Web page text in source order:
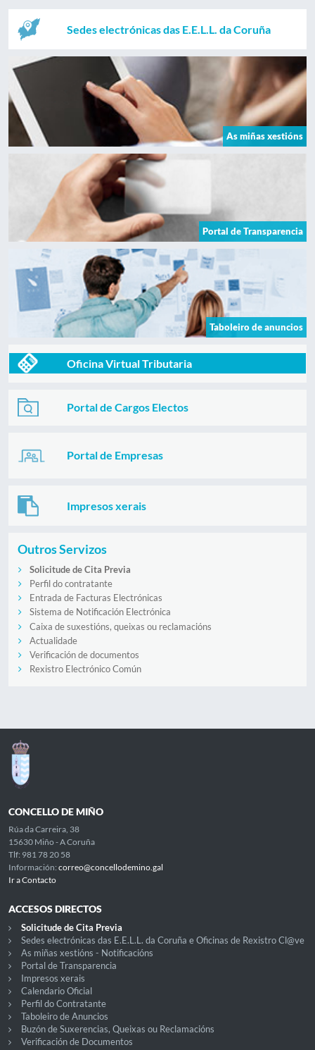
Sedes electrónicas das E.E.L.L. da Coruña
As miñas xestións
Portal de Transparencia
Taboleiro de anuncios
Oficina Virtual Tributaria
Portal de Cargos Electos
Portal de Empresas
Impresos xerais
Outros Servizos
Solicitude de Cita Previa
Perfil do contratante
Entrada de Facturas Electrónicas
Sistema de Notificación Electrónica
Caixa de suxestións, queixas ou reclamacións
Actualidade
Verificación de documentos
Rexistro Electrónico Común
CONCELLO DE MIÑO
Rúa da Carreira, 38
15630 Miño - A Coruña
Tlf: 981 78 20 58
Información: correo@concellodemino.gal
Ir a Contacto
ACCESOS DIRECTOS
Solicitude de Cita Previa
Sedes electrónicas das E.E.L.L. da Coruña e Oficinas de Rexistro Cl@ve
As miñas xestións - Notificacións
Portal de Transparencia
Impresos xerais
Calendario Oficial
Perfil do Contratante
Taboleiro de Anuncios
Buzón de Suxerencias, Queixas ou Reclamacións
Verificación de Documentos